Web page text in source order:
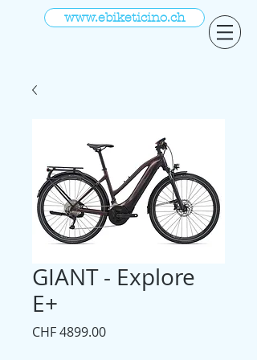
www.ebiketicino.ch
GIANT - Explore
E+
CHF 4899.00Prezzo